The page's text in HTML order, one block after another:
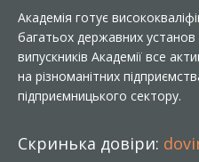
Академія готує
багатьох державних установ
випускників Академії все
на різноманітних
підприємницького сектору.
Скринька довіри: